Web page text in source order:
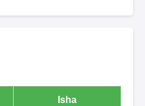
Isha